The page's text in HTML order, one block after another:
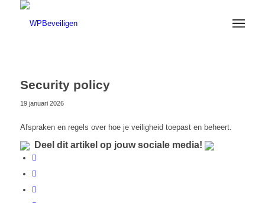
Security policy
19 januari 2026
Afspraken en regels over hoe je veiligheid toepast en beheert.
Deel dit artikel op jouw sociale media!